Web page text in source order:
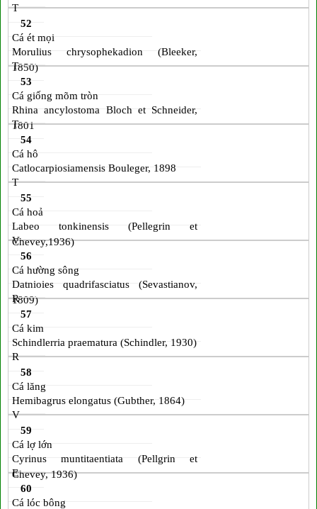
T
52
Cá ét mọi
Morulius chrysophekadion (Bleeker,
1850)
T
53
Cá giống mõm tròn
Rhina ancylostoma Bloch et Schneider,
1801
T
54
Cá hô
Catlocarpiosiamensis Bouleger, 1898
T
55
Cá hoả
Labeo tonkinensis (Pellegrin et
Chevey,1936)
V
56
Cá hường sông
Datnioies quadrifasciatus (Sevastianov,
1809)
R
57
Cá kim
Schindlerria praematura (Schindler, 1930)
R
58
Cá lăng
Hemibagrus elongatus (Gubther, 1864)
V
59
Cá lợ lớn
Cyrinus muntitaentiata (Pellgrin et
Chevey, 1936)
E
60
Cá lóc bông